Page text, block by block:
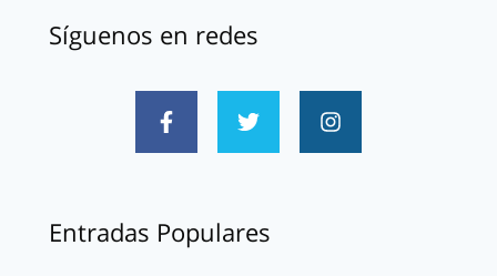
Síguenos en redes
Entradas Populares